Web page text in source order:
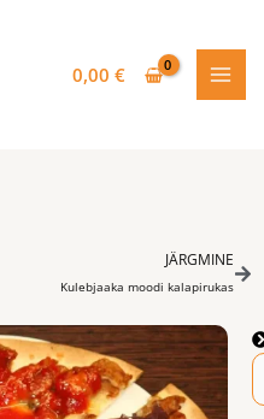
0,00€
JÄRGMINE
Kulebjaaka moodi kalapirukas